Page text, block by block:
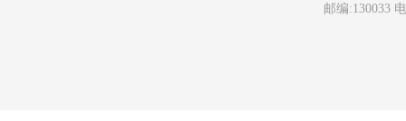
邮编:130033